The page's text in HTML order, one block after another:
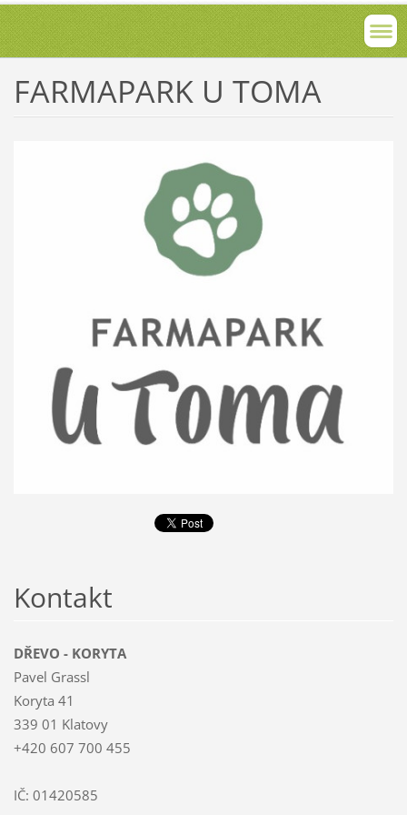
FARMAPARK U TOMA
Kontakt
DŘEVO - KORYTA
Pavel Grassl
Koryta 41
339 01 Klatovy
+420 607 700 455
IČ: 01420585